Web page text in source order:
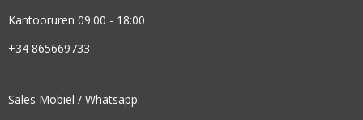
Kantooruren 09:00 - 18:00
+34 865669733
Sales Mobiel / Whatsapp: